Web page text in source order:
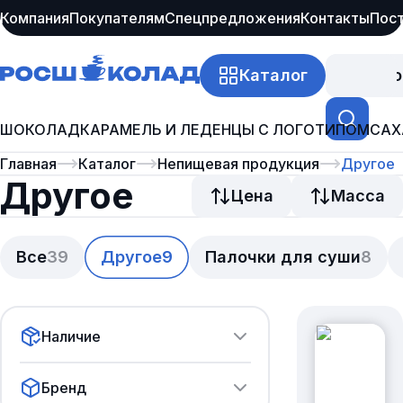
КомпанияПокупателямСпецпредложенияКонтакты
Каталог
ШОКОЛАДКАРАМЕЛЬ И ЛЕДЕНЦЫ С ЛОГОТИПОМ
Все39 Другое9 Палочки для суши8
Главная Каталог Непищевая продукция Другое
Другое Цена Масса
Наличие
Бренд